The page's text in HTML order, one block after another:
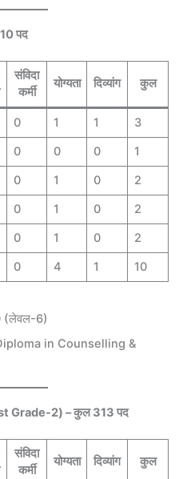
पद
संविदा
कर्मी
योग्यता दिव्यांग कुल
0 1 1
3
0 0 0
1
0 1 0
2
0 1 0
2
0 1 0
2
0 4 1 10
(लेवल-6)
in Counselling &
Grade-2) – कुल 313 पद
संविदा
कर्मी
योग्यता दिव्यांग कुल